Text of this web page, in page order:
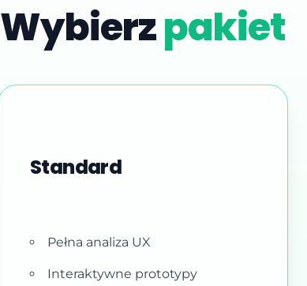
Wybierzpakiet
Standard
Pełna analiza UX
Interaktywne prototypy